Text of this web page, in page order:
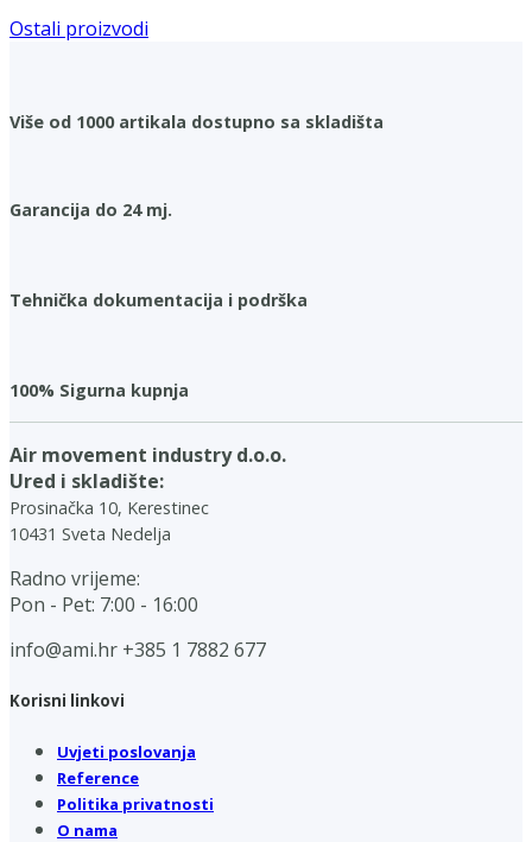
Ostali proizvodi
Više od 1000 artikala dostupno sa skladišta
Garancija do 24 mj.
Tehnička dokumentacija i podrška
100% Sigurna kupnja
Air movement industry d.o.o.
Ured i skladište:
Prosinačka 10, Kerestinec
10431 Sveta Nedelja
Radno vrijeme:
Pon - Pet: 7:00 - 16:00
info@ami.hr +385 1 7882 677
Korisni linkovi
Uvjeti poslovanja
Reference
Politika privatnosti
O nama